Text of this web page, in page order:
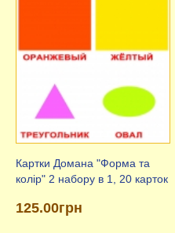
Картки Домана "Форма та
колір" 2 набору в 1, 20 карток
125.00грн